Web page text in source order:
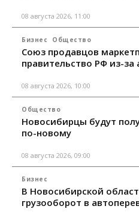
08 августа 2026, 11:00
Бизнес Общество
Союз продавцов
правительство РФ из-за
08 августа 2026, 10:00
Общество
Новосибирцы будут
по-новому
08 августа 2026, 09:00
Бизнес
В Новосибирской
грузооборот в